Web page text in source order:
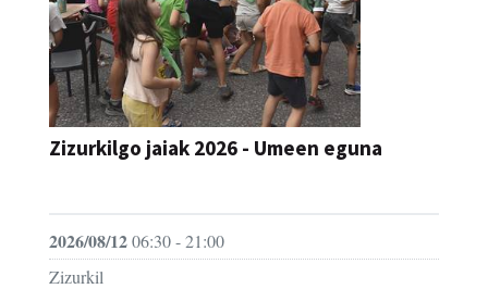
Zizurkilgo jaiak 2026 - Umeen eguna
2026/08/1206:30 - 21:00
Zizurkil